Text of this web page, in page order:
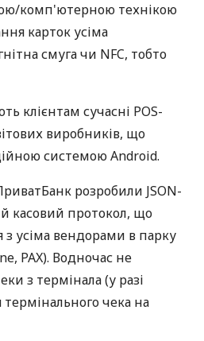
комп'ютерною технікою
карток усіма
смуга чи NFC, тобто
клієнтам сучасні POS-
виробників, що
системою Android.
розробили JSON-
касовий протокол, що
усіма вендорами в парку
PAX). Водночас не
з термінала (у разі
термінального чека на